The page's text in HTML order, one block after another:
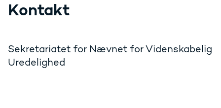
Kontakt
Sekretariatet for Nævnet for Videnskabelig
Uredelighed